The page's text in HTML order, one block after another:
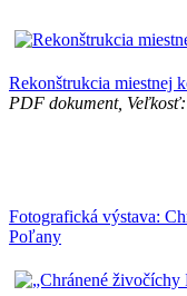
Rekonštrukcia miestnej
PDF dokument,
Fotografická výstava:
Poľany